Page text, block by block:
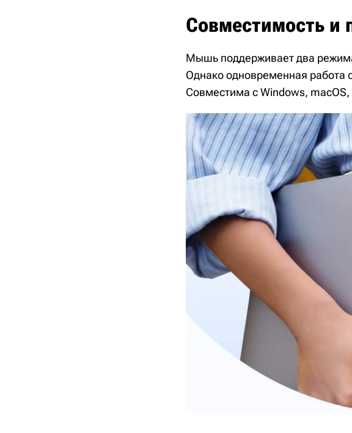
Совместимость и
Мышь поддерживает два
Однако одновременная работа
Совместима с Windows,